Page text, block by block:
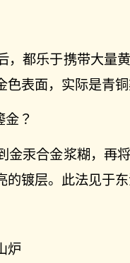
，都乐于携带大量
色表面，实际是青
？
金汞合金浆糊，再
的镀层。此法见于
炉